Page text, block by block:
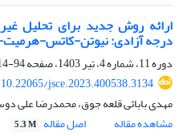
ارائه روش جدید برای تحلیل
درجه آزادی: نیوتن-کاتس-
دوره 11، شماره 4، تیر 1403، صفحه
94-114
10.22065/jsce.2023.400538.3134
مهدی بابائی قلعه جوق، محمدرضا علی
مشاهده مقاله
اصل مقاله 5.3 M